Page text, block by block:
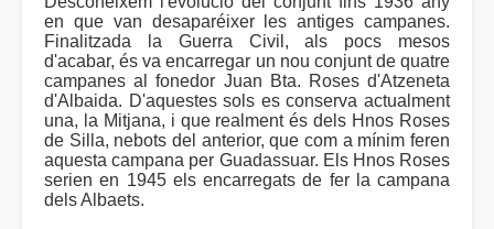
en que van desaparéixer les antiges campanes.
Finalitzada la Guerra Civil, als pocs mesos
d'acabar, és va encarregar un nou conjunt de quatre
campanes al fonedor Juan Bta. Roses d'Atzeneta
d'Albaida. D'aquestes sols es conserva actualment
una, la Mitjana, i que realment és dels Hnos Roses
de Silla, nebots del anterior, que com a mínim feren
aquesta campana per Guadassuar. Els Hnos Roses
serien en 1945 els encarregats de fer la campana
dels Albaets.